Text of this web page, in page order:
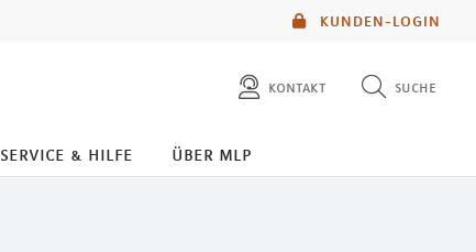
KUNDEN-LOGIN
kontakt suche
diese website durchsuchen
service & hilfe über mlp